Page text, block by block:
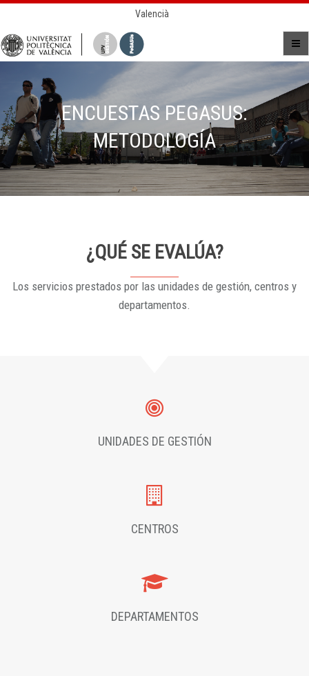
Valencià
ENCUESTAS PEGASUS:
METODOLOGÍA
¿QUÉ SE EVALÚA?
Los servicios prestados por las unidades de gestión, centros y
departamentos.
UNIDADES DE GESTIÓN
CENTROS
DEPARTAMENTOS